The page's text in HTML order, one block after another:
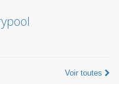
Voir toutes